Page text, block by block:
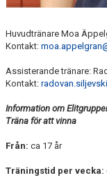
Huvudtränare Moa
Kontakt:
Assisterande tränare:
Kontakt:
Information om
Träna för att vinna
Från: ca 17 år
Träningstid per vecka: